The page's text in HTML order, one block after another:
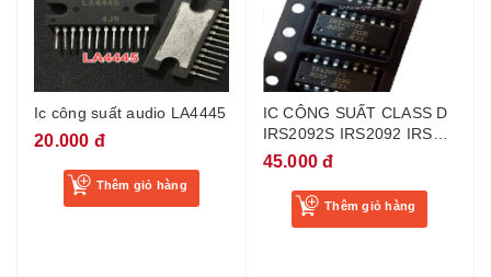
Ic công suất audio LA4445
20.000 đ
Thêm giỏ hàng
IC CÔNG SUẤT CLASS D
IRS2092S IRS2092 IRS
2092S MỚI CHÍNH HÃNG
45.000 đ
Thêm giỏ hàng